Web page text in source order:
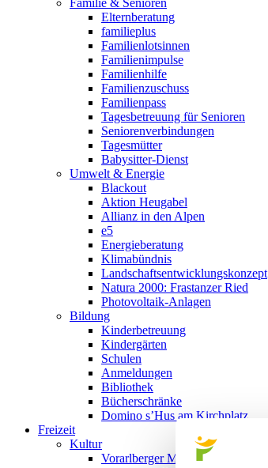
Familie & Senioren
Elternberatung
familieplus
Familienlotsinnen
Familienimpulse
Familienhilfe
Familienzuschuss
Familienpass
Tagesbetreuung für Senioren
Seniorenverbindungen
Tagesmütter
Babysitter-Dienst
Umwelt & Energie
Blackout
Aktion Heugabel
Allianz in den Alpen
e5
Energieberatung
Klimabündnis
Landschaftsentwicklungskonzept
Natura 2000: Frastanzer Ried
Photovoltaik-Anlagen
Bildung
Kinderbetreuung
Kindergärten
Schulen
Anmeldungen
Bibliothek
Bücherschränke
Domino s’Hus am Kirchplatz
Freizeit
Kultur
Vorarlberger Museumswelt